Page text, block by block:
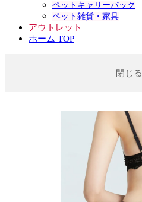
ペットキャリーバック
ペット雑貨・家具
アウトレット
ホーム TOP
閉じる